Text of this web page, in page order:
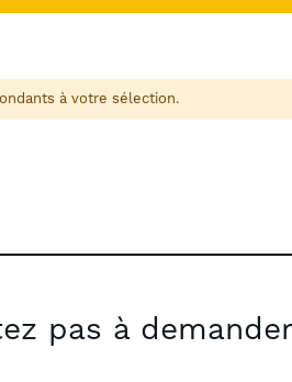
à votre sélection.
pas à